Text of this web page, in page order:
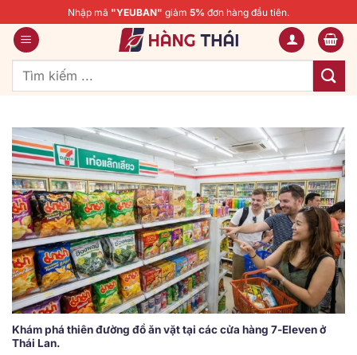
qua
nội
dung
Nhập mã "YEUBAN" giảm 5% đơn hàng đầu tiên.
Tìm
Khám phá thiên đường đồ ăn vặt tại các cửa hàng 7-Eleven ở
Thái Lan.